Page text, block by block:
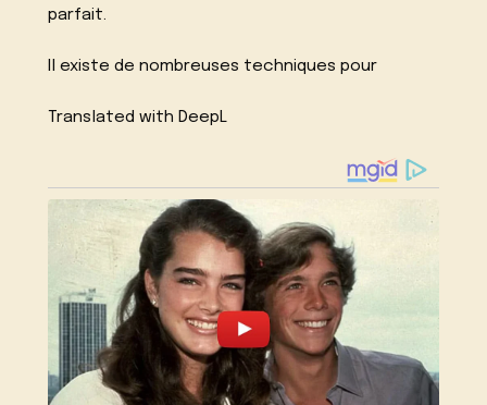
parfait.
Il existe de nombreuses techniques pour
Translated with DeepL